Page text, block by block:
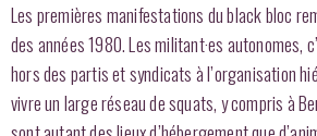
Les premières manifestations du black bloc
des années 1980. Les militant·es autonomes,
hors des partis et syndicats à l’organisation
vivre un large réseau de squats, y compris à